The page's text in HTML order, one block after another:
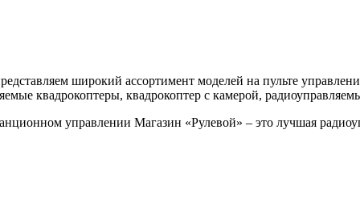
широкий ассортимент моделей на пульте
квадрокоптеры, квадрокоптер с камерой,
управлении Магазин «Рулевой» – это лучшая